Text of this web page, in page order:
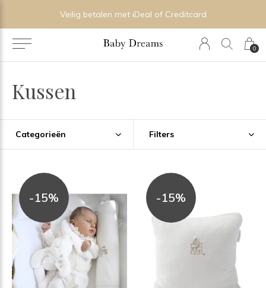
0
Veilig betalen met iDeal of Creditcard
Kussen
Categorieën Filters
-15% -15%